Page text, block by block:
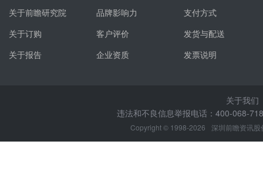
关于前瞻研究院
关于订购
关于报告
品牌影响力
客户评价
企业资质
支付方式
发货与配送
发票说明
关于我们
违法和不良信息举报电话：400-068-
Copyright © 1998-2026 深圳前瞻资讯股